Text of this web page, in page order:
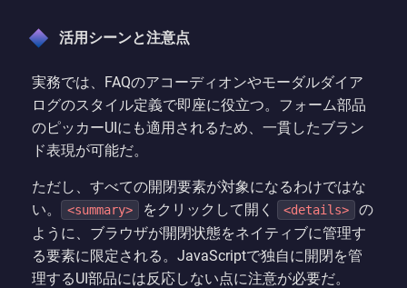
活用シーンと注意点
実務では、FAQのアコーディオンやモーダルダイア
ログのスタイル定義で即座に役立つ。フォーム部品
のピッカーUIにも適用されるため、一貫したブラン
ド表現が可能だ。
ただし、すべての開閉要素が対象になるわけではな
い。
<summary> をクリックして開く <details>
の
ように、ブラウザが開閉状態をネイティブに管理す
る要素に限定される。JavaScriptで独自に開閉を管
理するUI部品には反応しない点に注意が必要だ。